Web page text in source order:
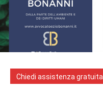
Chiedi assistenza gratuita